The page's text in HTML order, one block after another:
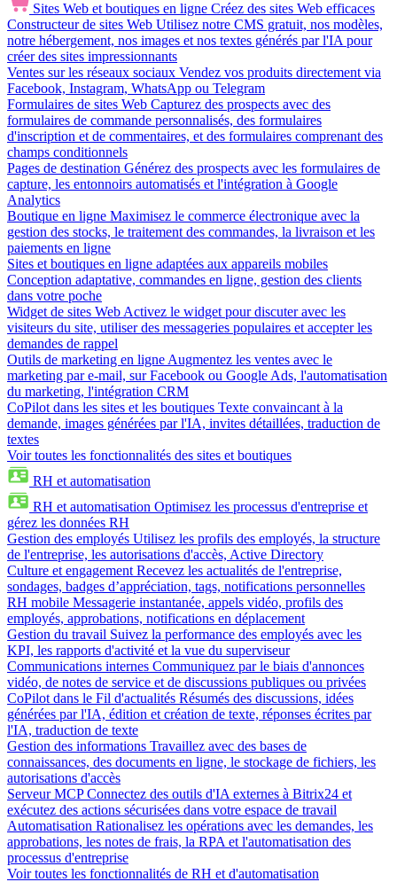
Sites Web et boutiques en ligne Créez des sites Web efficaces
Constructeur de sites Web Utilisez notre CMS gratuit, nos modèles,
notre hébergement, nos images et nos textes générés par l'IA pour
créer des sites impressionnants
Ventes sur les réseaux sociaux Vendez vos produits directement via
Facebook, Instagram, WhatsApp ou Telegram
Formulaires de sites Web Capturez des prospects avec des
formulaires de commande personnalisés, des formulaires
d'inscription et de commentaires, et des formulaires comprenant des
champs conditionnels
Pages de destination Générez des prospects avec les formulaires de
capture, les entonnoirs automatisés et l'intégration à Google
Analytics
Boutique en ligne Maximisez le commerce électronique avec la
gestion des stocks, le traitement des commandes, la livraison et les
paiements en ligne
Sites et boutiques en ligne adaptées aux appareils mobiles
Conception adaptative, commandes en ligne, gestion des clients
dans votre poche
Widget de sites Web Activez le widget pour discuter avec les
visiteurs du site, utiliser des messageries populaires et accepter les
demandes de rappel
Outils de marketing en ligne Augmentez les ventes avec le
marketing par e-mail, sur Facebook ou Google Ads, l'automatisation
du marketing, l'intégration CRM
CoPilot dans les sites et les boutiques Texte convaincant à la
demande, images générées par l'IA, invites détaillées, traduction de
textes
Voir toutes les fonctionnalités des sites et boutiques
RH et automatisation
RH et automatisation Optimisez les processus d'entreprise et
gérez les données RH
Gestion des employés Utilisez les profils des employés, la structure
de l'entreprise, les autorisations d'accès, Active Directory
Culture et engagement Recevez les actualités de l'entreprise,
sondages, badges d’appréciation, tags, notifications personnelles
RH mobile Messagerie instantanée, appels vidéo, profils des
employés, approbations, notifications en déplacement
Gestion du travail Suivez la performance des employés avec les
KPI, les rapports d'activité et la vue du superviseur
Communications internes Communiquez par le biais d'annonces
vidéo, de notes de service et de discussions publiques ou privées
CoPilot dans le Fil d'actualités Résumés des discussions, idées
générées par l'IA, édition et création de texte, réponses écrites par
l'IA, traduction de texte
Gestion des informations Travaillez avec des bases de
connaissances, des documents en ligne, le stockage de fichiers, les
autorisations d'accès
Serveur MCP Connectez des outils d'IA externes à Bitrix24 et
exécutez des actions sécurisées dans votre espace de travail
Automatisation Rationalisez les opérations avec les demandes, les
approbations, les notes de frais, la RPA et l'automatisation des
processus d'entreprise
Voir toutes les fonctionnalités de RH et d'automatisation